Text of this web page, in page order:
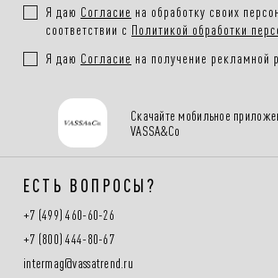
Я даю Согласие на обработку своих
соответствии с Политикой обработки
Я даю Согласие на получение рекламной
Скачайте мобильное
VASSA&Co
ЕСТЬ ВОПРОСЫ?
+7 (499) 460-60-26
+7 (800) 444-80-67
intermag@vassatrend.ru